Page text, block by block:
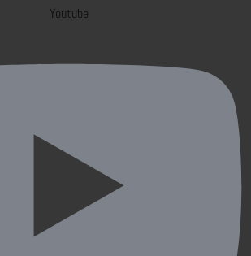
Youtube